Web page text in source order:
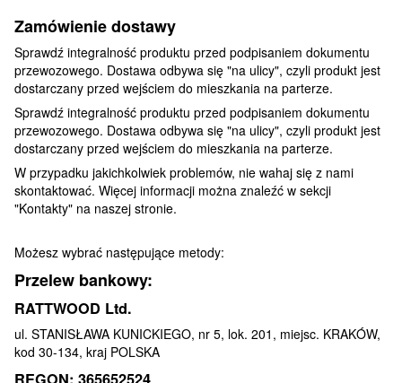
Zamówienie dostawy
Sprawdź integralność produktu przed podpisaniem dokumentu
przewozowego. Dostawa odbywa się "na ulicy", czyli produkt jest
dostarczany przed wejściem do mieszkania na parterze.
Sprawdź integralność produktu przed podpisaniem dokumentu
przewozowego. Dostawa odbywa się "na ulicy", czyli produkt jest
dostarczany przed wejściem do mieszkania na parterze.
W przypadku jakichkolwiek problemów, nie wahaj się z nami
skontaktować. Więcej informacji można znaleźć w sekcji
"Kontakty" na naszej stronie.
Możesz wybrać następujące metody:
Przelew bankowy:
RATTWOOD Ltd.
ul. STANISŁAWA KUNICKIEGO, nr 5, lok. 201, miejsc. KRAKÓW,
kod 30-134, kraj POLSKA